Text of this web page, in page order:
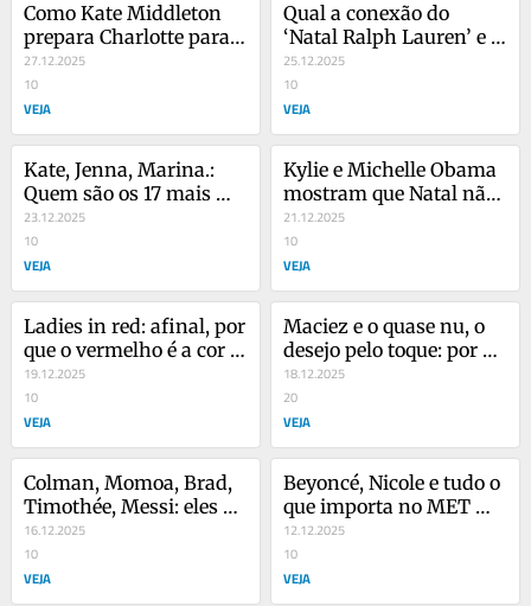
Como Kate Middleton
prepara Charlotte para
herdar seu senso
fashion?
27.12.2025
10
VEJA
Qual a conexão do
‘Natal Ralph Lauren’ e
‘Esqueceram de Mim’ de
1990?
25.12.2025
10
VEJA
Kate, Jenna, Marina.:
Quem são os 17 mais
bem vestidos de 2025?
23.12.2025
10
VEJA
Kylie e Michelle Obama
mostram que Natal não
precisa ser careta
21.12.2025
10
VEJA
Ladies in red: afinal, por
que o vermelho é a cor
do Natal?
19.12.2025
10
VEJA
Maciez e o quase nu, o
desejo pelo toque: por
que a pelúcia é tão sexy?
18.12.2025
20
VEJA
Colman, Momoa, Brad,
Timothée, Messi: eles de
rosa, sim
16.12.2025
10
VEJA
Beyoncé, Nicole e tudo o
que importa no MET
Gala 2026
12.12.2025
10
VEJA